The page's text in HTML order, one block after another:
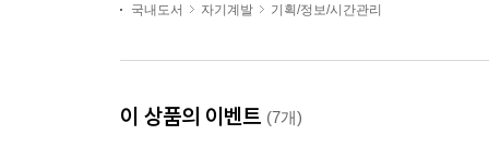
국내도서 자기계발 기획/정보/시간관리
이 상품의 이벤트 (7개)